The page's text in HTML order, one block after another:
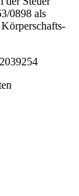
0898 als
Körper­schafts­